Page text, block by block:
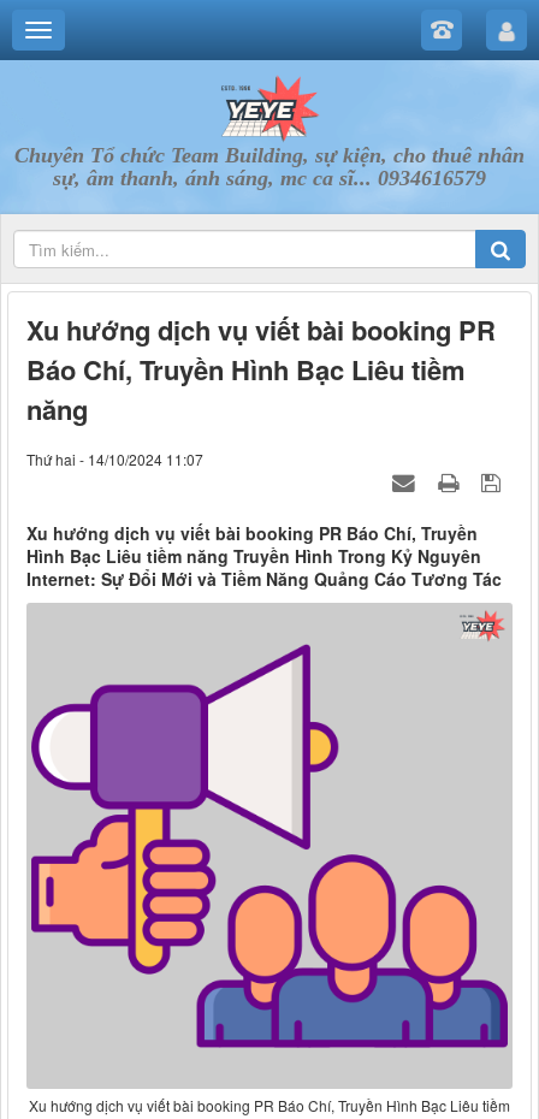
Chuyên Tổ chức Team Building, sự kiện, cho thuê nhân
sự, âm thanh, ánh sáng, mc ca sĩ... 0934616579
Xu hướng dịch vụ viết bài booking PR
Báo Chí, Truyền Hình Bạc Liêu tiềm
năng
Thứ hai - 14/10/2024 11:07
Xu hướng dịch vụ viết bài booking PR Báo Chí, Truyền
Hình Bạc Liêu tiềm năng Truyền Hình Trong Kỷ Nguyên
Internet: Sự Đổi Mới và Tiềm Năng Quảng Cáo Tương Tác
Xu hướng dịch vụ viết bài booking PR Báo Chí, Truyền Hình Bạc Liêu tiềm